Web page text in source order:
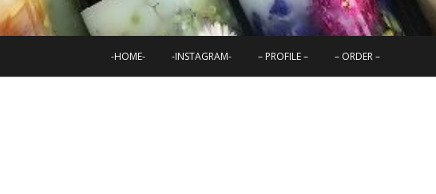
-HOME- -INSTAGRAM- – PROFILE – – ORDER –